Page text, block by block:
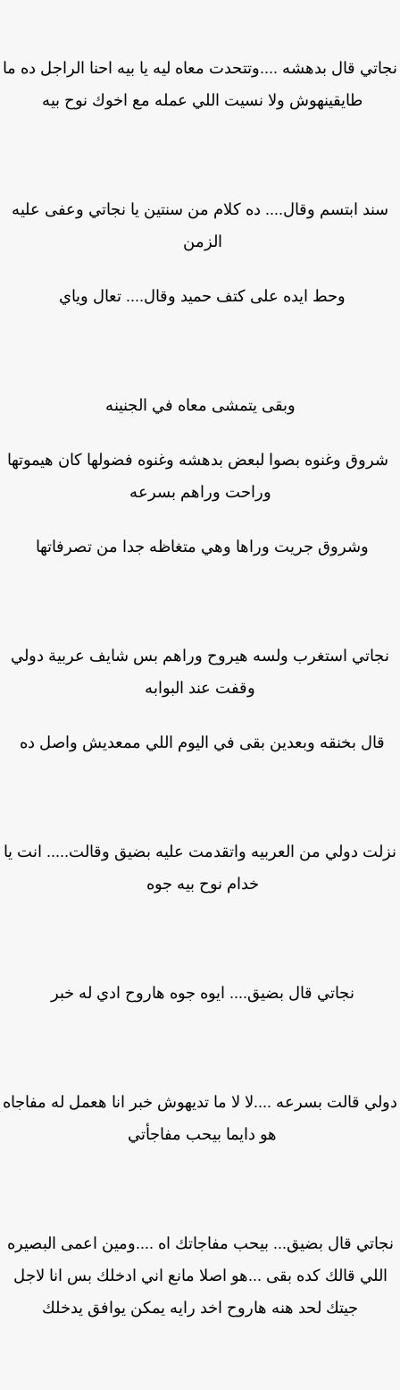
قال بدهشه ....وتتحدت معاه ليه يا بيه احنا الراجل ده ما
طايقينهوش ولا نسيت اللي عمله مع اخوك نوح بيه
ابتسم وقال.... ده كلام من سنتين يا نجاتي وعفى عليه
الزمن
وحط ايده على كتف حميد وقال.... تعال وياي
وبقى يتمشى معاه في الجنينه
وغنوه بصوا لبعض بدهشه وغنوه فضولها كان هيموتها
وراحت وراهم بسرعه
وشروق جريت وراها وهي متغاظه جدا من تصرفاتها
استغرب ولسه هيروح وراهم بس شايف عربية دولي
وقفت عند البوابه
قال بخنقه وبعدين بقى في اليوم اللي ممعديش واصل ده
دولي من العربيه واتقدمت عليه بضيق وقالت..... انت يا
خدام نوح بيه جوه
نجاتي قال بضيق.... ايوه جوه هاروح ادي له خبر
قالت بسرعه ....لا لا ما تديهوش خبر انا هعمل له مفاجاه
هو دايما بيحب مفاجأتي
قال بضيق... بيحب مفاجاتك اه ....ومين اعمى البصيره
قالك كده بقى ...هو اصلا مانع اني ادخلك بس انا لاجل
جيتك لحد هنه هاروح اخد رايه يمكن يوافق يدخلك